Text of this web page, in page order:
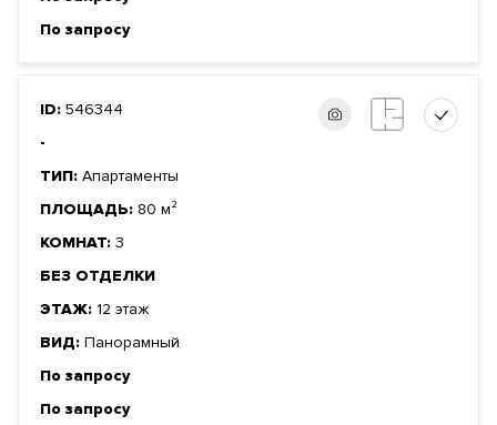
По запросу
ID: 546344
-
ТИП: Апартаменты
ПЛОЩАДЬ: 80 м²
КОМНАТ: 3
БЕЗ ОТДЕЛКИ
ЭТАЖ: 12 этаж
ВИД: Панорамный
По запросу
По запросу